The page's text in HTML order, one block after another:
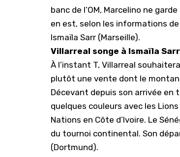
banc de l’OM, Marcelino ne
en est, selon les informations
Ismaïla Sarr (Marseille).
Villarreal songe à Ismaïla Sarr
À l’instant T, Villarreal
plutôt une vente dont le
Décevant depuis son arrivée en
quelques couleurs avec les
Nations en Côte d’Ivoire. Le
du tournoi continental. Son
(Dortmund).